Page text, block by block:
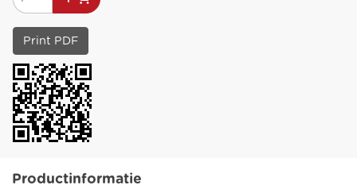
Print PDF
Productinformatie